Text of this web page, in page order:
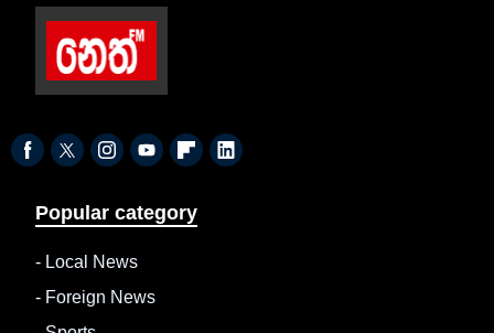
Popular category
- Local News
- Foreign News